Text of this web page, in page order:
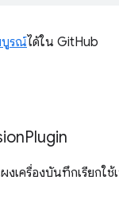
บูรณ์ได้ใน GitHub
Plugin
เครื่องบันทึกเรียกใ